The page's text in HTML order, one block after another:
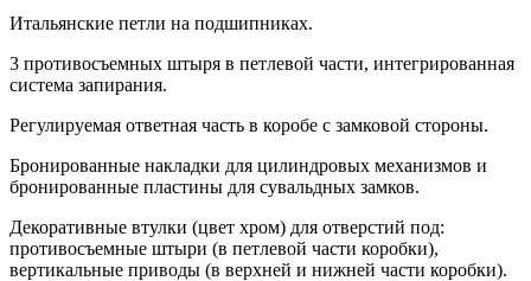
Итальянские петли на подшипниках.
3 противосъемных штыря в петлевой части, интегрированная
система запирания.
Регулируемая ответная часть в коробе с замковой стороны.
Бронированные накладки для цилиндровых механизмов и
бронированные пластины для сувальдных замков.
Декоративные втулки (цвет хром) для отверстий под:
противосъемные штыри (в петлевой части коробки),
вертикальные приводы (в верхней и нижней части коробки).